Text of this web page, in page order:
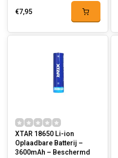
€7,95
XTAR 18650 Li-ion
Oplaadbare Batterij –
3600mAh – Beschermd